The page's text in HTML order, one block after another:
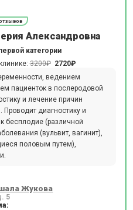
Александровна
категории
3200₽ 2720₽
ведением
пациенток в послеродовой
и лечение причин
диагностику и
бесплодие (различной
(вульвит, вагинит),
половым путем),
Жукова
5